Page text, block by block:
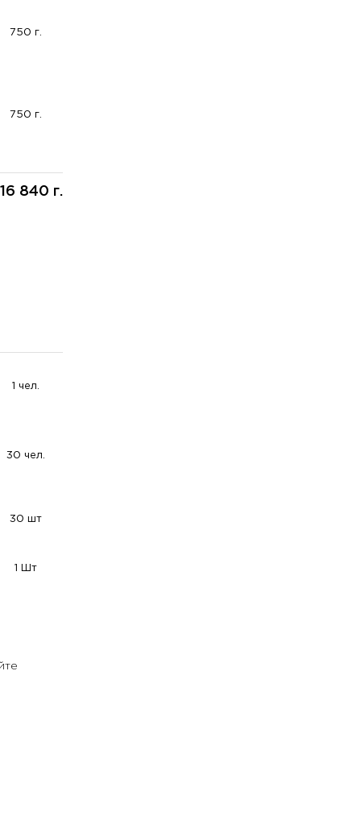
750 г.
750 г.
16 840 г.
1 чел.
30 чел.
30 шт
1 Шт